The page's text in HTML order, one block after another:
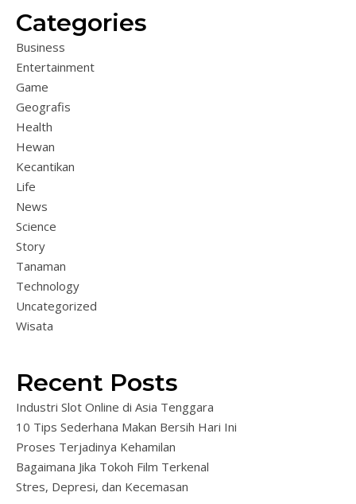
Categories
Business
Entertainment
Game
Geografis
Health
Hewan
Kecantikan
Life
News
Science
Story
Tanaman
Technology
Uncategorized
Wisata
Recent Posts
Industri Slot Online di Asia Tenggara
10 Tips Sederhana Makan Bersih Hari Ini
Proses Terjadinya Kehamilan
Bagaimana Jika Tokoh Film Terkenal
Stres, Depresi, dan Kecemasan